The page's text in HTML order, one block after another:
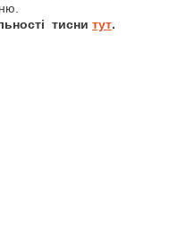
тисни тут.